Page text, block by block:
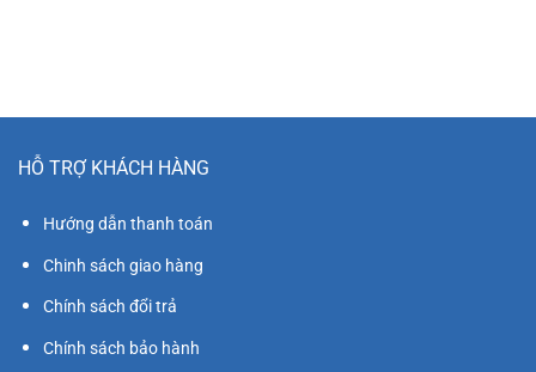
HỖ TRỢ KHÁCH HÀNG
Hướng dẫn thanh toán
Chinh sách giao hàng
Chính sách đổi trả
Chính sách bảo hành